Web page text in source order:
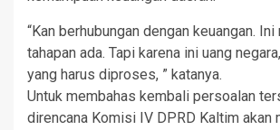
“Kan berhubungan dengan keuangan.
tahapan ada. Tapi karena ini uang
yang harus diproses, ” katanya.
Untuk membahas kembali persoalan
direncana Komisi IV DPRD Kaltim akan